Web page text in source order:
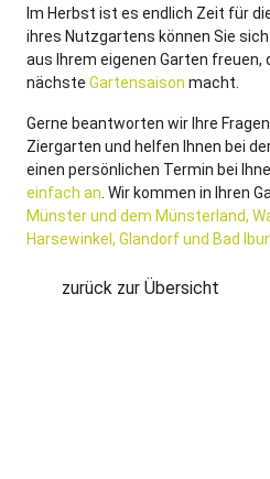
Im Herbst ist es endlich Zeit für
ihres Nutzgartens können Sie
aus Ihrem eigenen Garten freuen,
nächste Gartensaison macht.
Gerne beantworten wir Ihre
Ziergarten und helfen Ihnen bei
einen persönlichen Termin bei
einfach an . Wir kommen in Ihren
Münster und dem Münsterland,
Harsewinkel, Glandorf und Bad
zurück zur Übersicht